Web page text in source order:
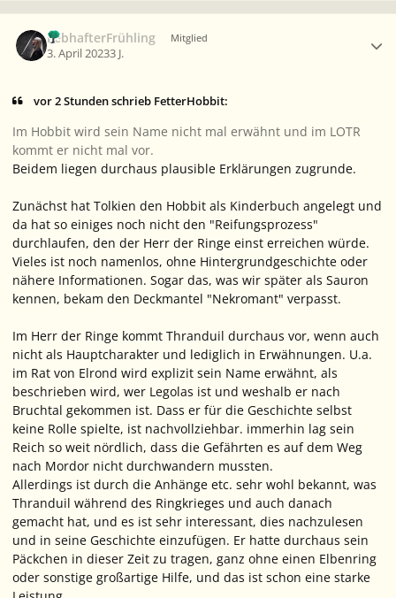
LebhafterFrühling Mitglied
3. April 20233 J.
vor 2 Stunden schrieb FetterHobbit:
Im Hobbit wird sein Name nicht mal erwähnt und im LOTR
kommt er nicht mal vor.
Beidem liegen durchaus plausible Erklärungen zugrunde.
Zunächst hat Tolkien den Hobbit als Kinderbuch angelegt und
da hat so einiges noch nicht den "Reifungsprozess"
durchlaufen, den der Herr der Ringe einst erreichen würde.
Vieles ist noch namenlos, ohne Hintergrundgeschichte oder
nähere Informationen. Sogar das, was wir später als Sauron
kennen, bekam den Deckmantel "Nekromant" verpasst.
Im Herr der Ringe kommt Thranduil durchaus vor, wenn auch
nicht als Hauptcharakter und lediglich in Erwähnungen. U.a.
im Rat von Elrond wird explizit sein Name erwähnt, als
beschrieben wird, wer Legolas ist und weshalb er nach
Bruchtal gekommen ist. Dass er für die Geschichte selbst
keine Rolle spielte, ist nachvollziehbar. immerhin lag sein
Reich so weit nördlich, dass die Gefährten es auf dem Weg
nach Mordor nicht durchwandern mussten.
Allerdings ist durch die Anhänge etc. sehr wohl bekannt, was
Thranduil während des Ringkrieges und auch danach
gemacht hat, und es ist sehr interessant, dies nachzulesen
und in seine Geschichte einzufügen. Er hatte durchaus sein
Päckchen in dieser Zeit zu tragen, ganz ohne einen Elbenring
oder sonstige großartige Hilfe, und das ist schon eine starke